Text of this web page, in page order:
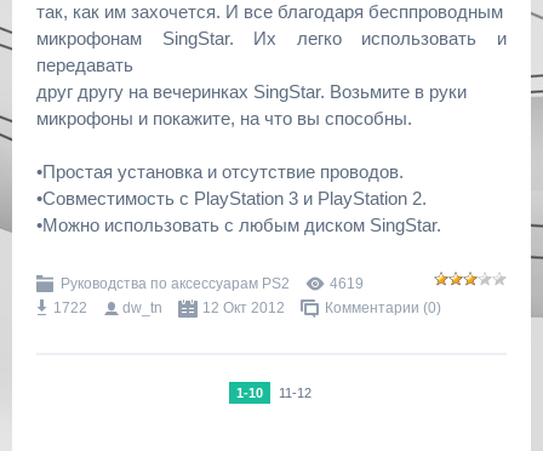
так, как им захочется. И все благодаря бесппроводным
микрофонам SingStar. Их легко использовать и
передавать
друг другу на вечеринках SingStar. Возьмите в руки
микрофоны и покажите, на что вы способны.
•Простая установка и отсутствие проводов.
•Совместимость с PlayStation 3 и PlayStation 2.
•Можно использовать с любым диском SingStar.
Руководства по аксессуарам PS2
4619
1722
dw_tn 12 Окт 2012 Комментарии (0)
1-10 11-12